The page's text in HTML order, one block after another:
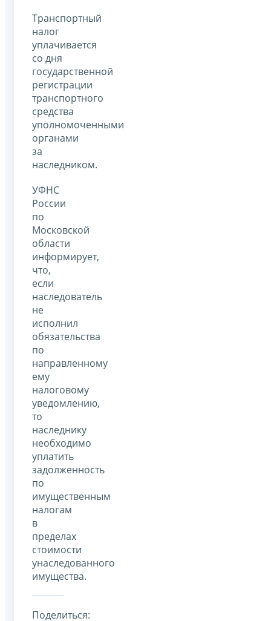
Транспортный
налог
уплачивается
со дня
государственной
регистрации
транспортного
средства
уполномоченными
органами
за
наследником.
УФНС
России
по
Московской
области
информирует,
что,
если
наследователь
не
исполнил
обязательства
по
направленному
ему
налоговому
уведомлению,
то
наследнику
необходимо
уплатить
задолженность
по
имущественным
налогам
в
пределах
стоимости
унаследованного
имущества.
Поделиться: